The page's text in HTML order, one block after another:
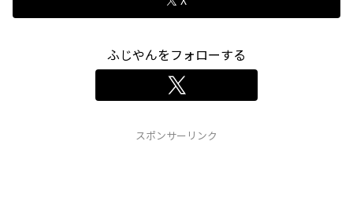
ふじやんをフォローする
スポンサーリンク